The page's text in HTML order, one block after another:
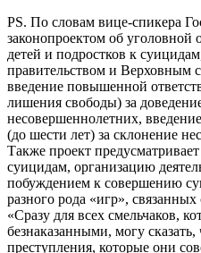
PS. По словам вице-спикера
законопроектом об уголовной
детей и подростков к
правительством и Верховным
введение повышенной
лишения свободы) за
несовершеннолетних,
(до шести лет) за склонение
Также проект
суицидам, организацию
побуждением к совершению
разного рода «игр»,
«Сразу для всех смельчаков,
безнаказанными, могу
преступления, которые они